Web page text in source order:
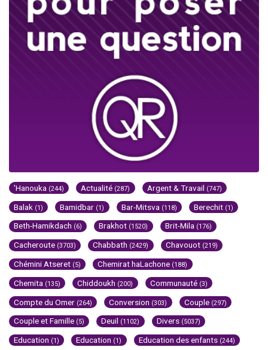
'Hanouka (244) Actualité (287) Argent & Travail (747)
Balak (1) Bamidbar (1) Bar-Mitsva (118) Berechit (1)
Beth-Hamikdach (6) Brakhot (1520) Brit-Mila (176)
Cacheroute (3703) Chabbath (2429) Chavouot (219)
Chémini Atseret (5) Chemirat haLachone (188)
Chemita (135) Chiddoukh (200) Communauté (3)
Compte du Omer (264) Conversion (303) Couple (297)
Couple et Famille (5) Deuil (1102) Divers (5037)
Education (1) Education (1) Education des enfants (244)